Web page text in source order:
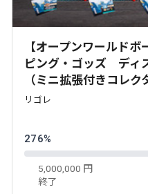
【オープンワールド
ピング・ゴッズ ディ
（ミニ拡張付きコレク
リゴレ
276%
5,000,000 円
終了